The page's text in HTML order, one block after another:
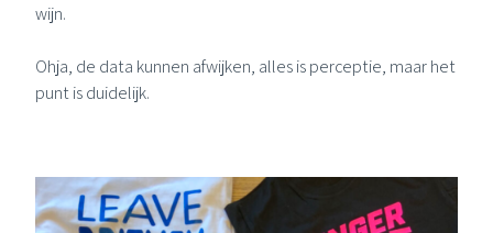
wijn.
Ohja, de data kunnen afwijken, alles is perceptie, maar het
punt is duidelijk.